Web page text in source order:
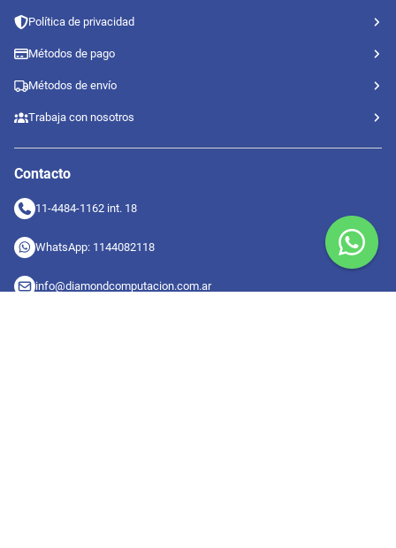
Política de privacidad
Métodos de pago
Métodos de envío
Trabaja con nosotros
Contacto
11-4484-1162 int. 18
WhatsApp: 1144082118
info@diamondcomputacion.com.ar